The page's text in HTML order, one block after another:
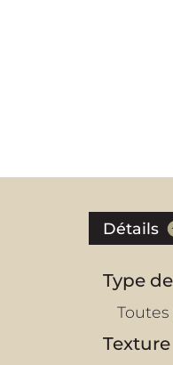
Détails
Type
Texture